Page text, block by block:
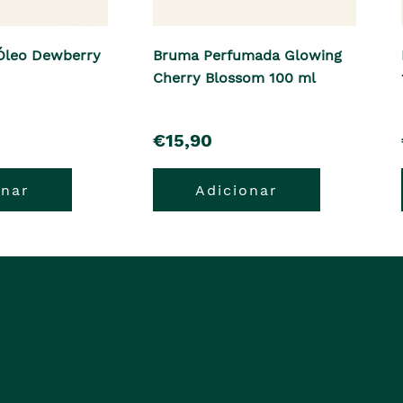
Dewberry
Bruma Perfumada Glowing
Cherry Blossom 100 ml
pre�o
€15,90
Adicionar